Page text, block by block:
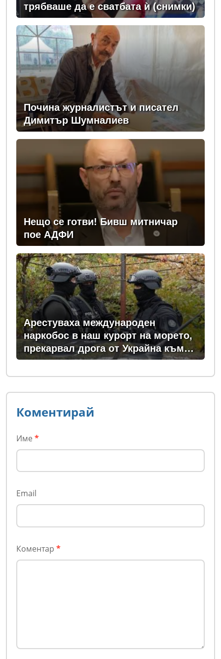
трябваше да е сватбата ѝ (снимки)
Почина журналистът и писател
Димитър Шумналиев
Нещо се готви! Бивш митничар
пое АДФИ
Арестуваха международен
наркобос в наш курорт на морето,
прекарвал дрога от Украйна към
ЕС
Коментирай
Име *
Email
Коментар *